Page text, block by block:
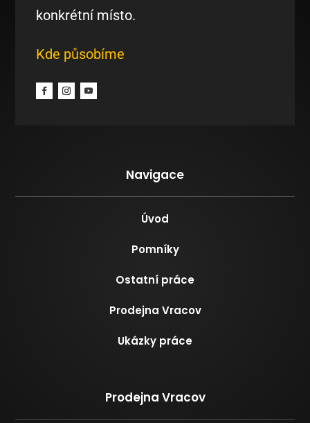
konkrétní místo.
Kde působíme
Navigace
Úvod
Pomníky
Ostatní práce
Prodejna Vracov
Ukázky práce
Prodejna Vracov